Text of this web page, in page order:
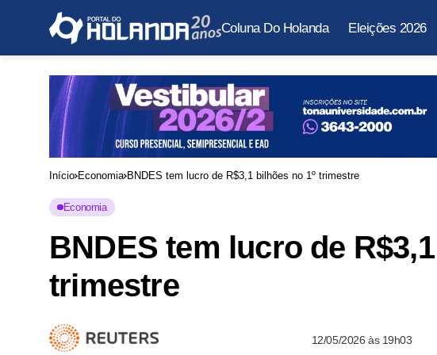
Coluna Do Holanda Eleições 2026
Início Economia BNDES tem lucro de R$3,1 bilhões no 1º trimestre
Economia
BNDES tem lucro de
trimestre
12/05/2026 às 19h03